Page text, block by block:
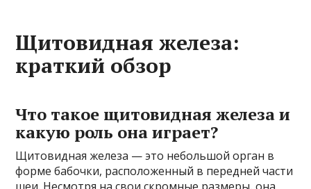
Щитовидная железа:
краткий обзор
Что такое щитовидная железа и
какую роль она играет?
Щитовидная железа — это небольшой орган в
форме бабочки, расположенный в передней части
шеи. Несмотря на свои скромные размеры, она